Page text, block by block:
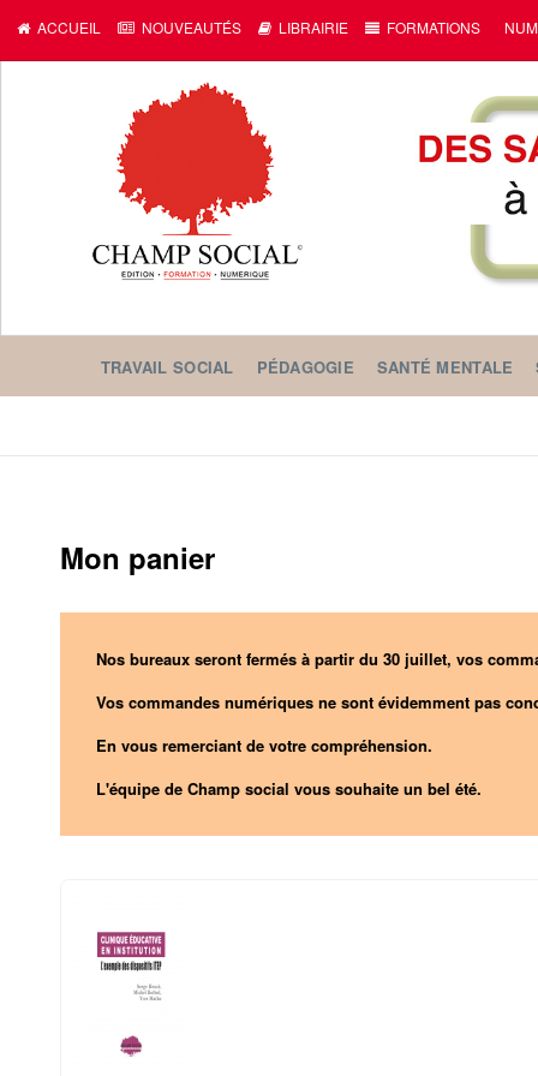
ACCUEIL NOUVEAUTÉS LIBRAIRIE FORMATIONS
TRAVAIL SOCIAL PÉDAGOGIE SANTÉ MENTALE
Mon panier
Nos bureaux seront fermés à partir du 30 juillet, vos
Vos commandes numériques ne sont évidemment pas
En vous remerciant de votre compréhension.
L'équipe de Champ social vous souhaite un bel été.